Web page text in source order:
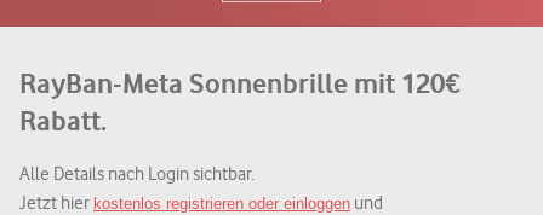
RayBan-Meta Sonnenbrille mit 120€
Rabatt.
Alle Details nach Login sichtbar.
Jetzt hier kostenlos registrieren oder einloggen und